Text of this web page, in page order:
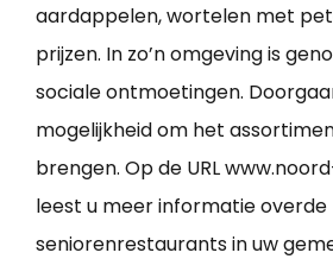
aardappelen, wortelen met
prijzen. In zo’n omgeving is
sociale ontmoetingen.
mogelijkheid om het
brengen. Op de URL
leest u meer informatie overde
seniorenrestaurants in uw